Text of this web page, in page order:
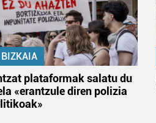
BIZKAIA
plataformak salatu du
«erantzule diren polizia